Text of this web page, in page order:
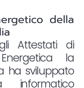
della
Attestati di
la
ha sviluppato
informatico